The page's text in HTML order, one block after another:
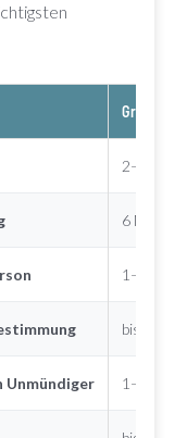
2–10
6
1–10
bis 2
Unmündiger 1–10